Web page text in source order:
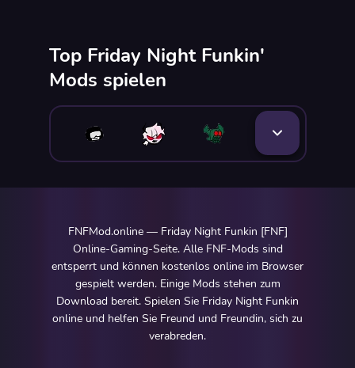
Top Friday Night Funkin'
Mods spielen
FNFMod.online — Friday Night Funkin [FNF]
Online-Gaming-Seite. Alle FNF-Mods sind
entsperrt und können kostenlos online im Browser
gespielt werden. Einige Mods stehen zum
Download bereit. Spielen Sie Friday Night Funkin
online und helfen Sie Freund und Freundin, sich zu
verabreden.